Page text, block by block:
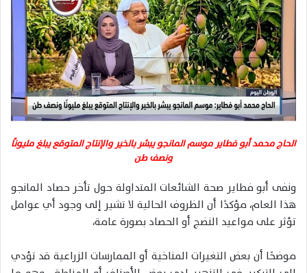
الحاج محمد أبو فطاير موسم المانجو يبشر بالخير والإنتاج المتوقع يبلغ مليونًا
ونصف طن
ونفى أبو فطاير صحة الشائعات المتداولة حول تأخر حصاد المانجو
هذا العام، مؤكدًا أن الظروف الحالية لا تشير إلى وجود أي عوامل
تؤثر على مواعيد النضج أو الحصاد بصورة عامة،
موضحًا أن بعض التغيرات المناخية أو الممارسات الزراعية قد تؤدي